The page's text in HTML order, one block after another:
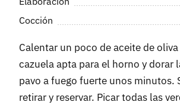
Cocción
Calentar un poco de aceite de
cazuela apta para el horno y dorar
pavo a fuego fuerte unos minutos.
retirar y reservar. Picar todas las